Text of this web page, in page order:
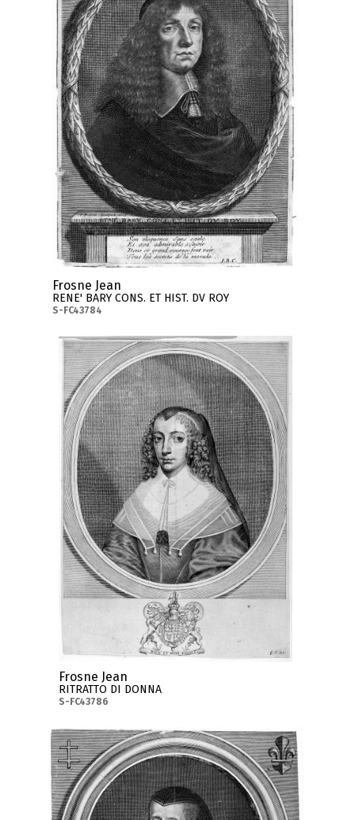
Frosne Jean
RENE' BARY CONS. ET HIST. DV ROY
S-FC43784
Frosne Jean
RITRATTO DI DONNA
S-FC43786